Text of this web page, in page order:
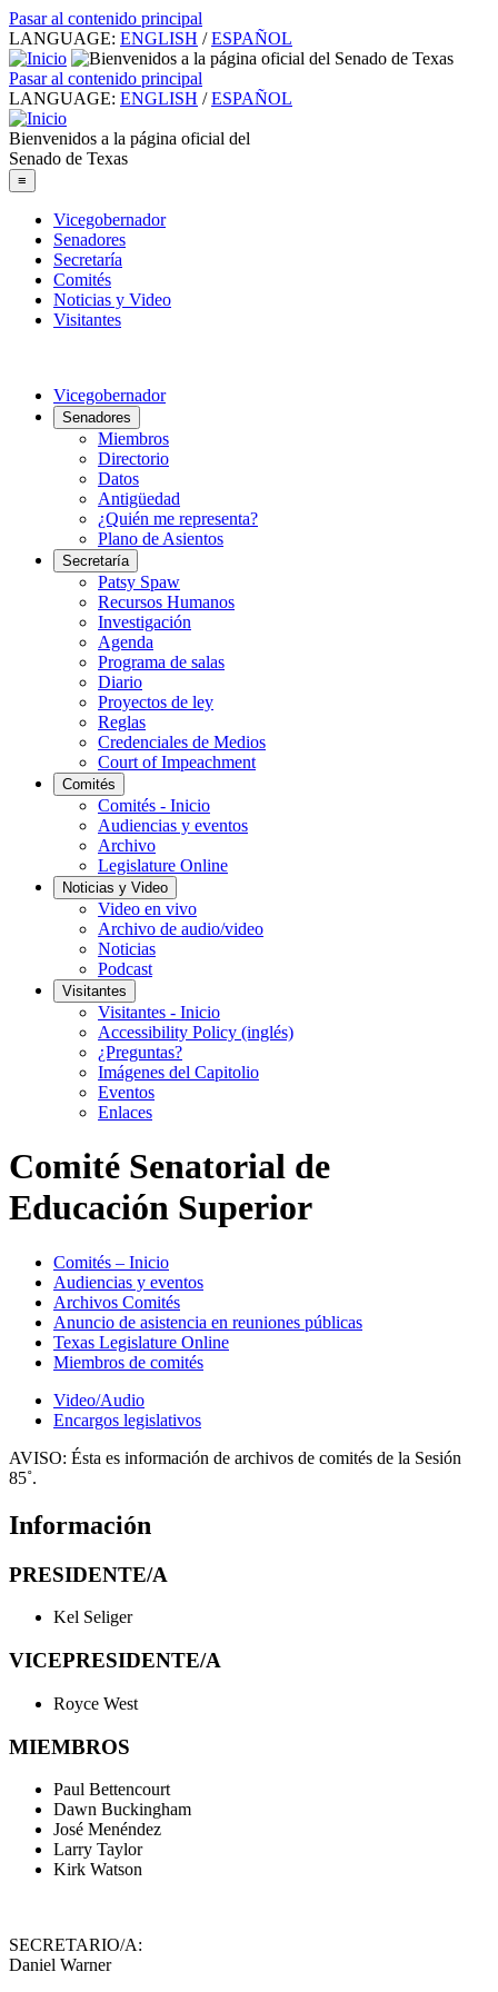
Pasar al contenido principal
LANGUAGE: ENGLISH / ESPAÑOL
Pasar al contenido principal
LANGUAGE: ENGLISH / ESPAÑOL
Bienvenidos a la página oficial del
Senado de Texas
≡
Vicegobernador
Senadores
Secretaría
Comités
Noticias y Video
Visitantes
Vicegobernador
Senadores
Miembros
Directorio
Datos
Antigüedad
¿Quién me representa?
Plano de Asientos
Secretaría
Patsy Spaw
Recursos Humanos
Investigación
Agenda
Programa de salas
Diario
Proyectos de ley
Reglas
Credenciales de Medios
Court of Impeachment
Comités
Comités - Inicio
Audiencias y eventos
Archivo
Legislature Online
Noticias y Video
Video en vivo
Archivo de audio/video
Noticias
Podcast
Visitantes
Visitantes - Inicio
Accessibility Policy (inglés)
¿Preguntas?
Imágenes del Capitolio
Eventos
Enlaces
Comité Senatorial de
Educación Superior
Comités – Inicio
Audiencias y eventos
Archivos Comités
Anuncio de asistencia en reuniones públicas
Texas Legislature Online
Miembros de comités
Video/Audio
Encargos legislativos
AVISO: Ésta es información de archivos de comités de la Sesión
85˚.
Información
PRESIDENTE/A
Kel Seliger
VICEPRESIDENTE/A
Royce West
MIEMBROS
Paul Bettencourt
Dawn Buckingham
José Menéndez
Larry Taylor
Kirk Watson
SECRETARIO/A:
Daniel Warner